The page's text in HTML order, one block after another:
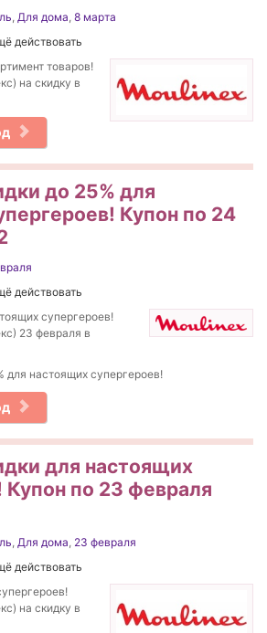
, Для дома, 8 марта
действовать
товаров!
на скидку в
до 25% для
Купон по 24
действовать
супергероев!
23 февраля в
для настоящих супергероев!
для настоящих
Купон по 23 февраля
, Для дома, 23 февраля
действовать
на скидку в